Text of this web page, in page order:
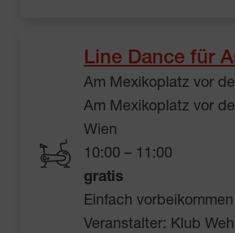
Line Dance für
Am Mexikoplatz vor
Am Mexikoplatz vor
Wien
10:00 – 11:00
gratis
Einfach vorbeikommen
Veranstalter: Klub